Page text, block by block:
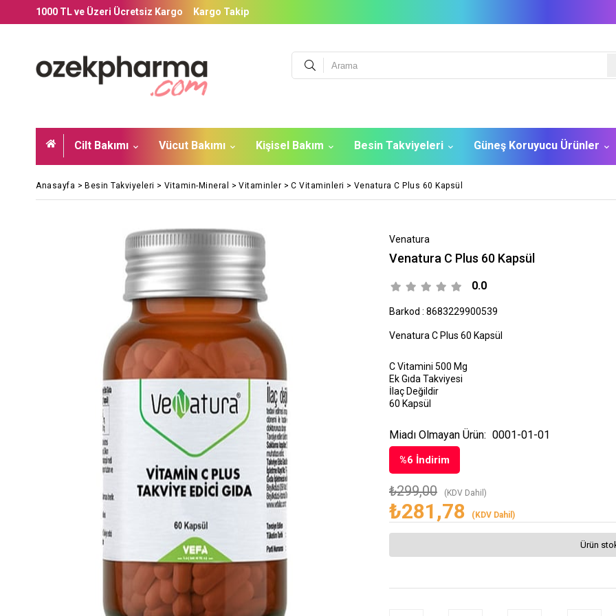
1000 TL ve Üzeri Ücretsiz Kargo Kargo Takip
Cilt Bakımı Vücut Bakımı Kişisel Bakım Besin Takviyeleri Güneş Koruyucu Ürünler
Anasayfa > Besin Takviyeleri > Vitamin-Mineral > Vitaminler > C Vitaminleri > Venatura C Plus 60 Kapsül
Venatura
Venatura C Plus 60 Kapsül
0.0
Barkod : 8683229900539
Venatura C Plus 60 Kapsül
C Vitamini 500 Mg
Ek Gıda Takviyesi
İlaç Değildir
60 Kapsül
%6 İndirim
₺299,00 (KDV Dahil)
₺281,78 (KDV Dahil)
Miadı Olmayan Ürün: 0001-01-01
Ürün